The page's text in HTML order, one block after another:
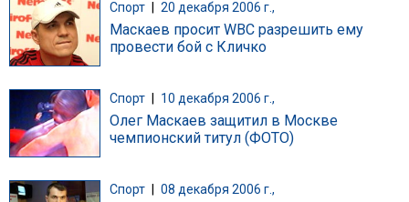
Спорт 20 декабря 2006 г.,
Маскаев просит WBC разрешить ему
провести бой с Кличко
Спорт 10 декабря 2006 г.,
Олег Маскаев защитил в Москве
чемпионский титул (ФОТО)
Спорт 08 декабря 2006 г.,